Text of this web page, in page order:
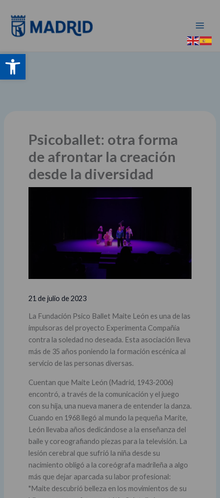
Abrir barra de herramientas
contenido
Psicoballet: otra forma
de afrontar la creación
desde la diversidad
21 de julio de 2023
La Fundación Psico Ballet Maite León es una de las
impulsoras del proyecto Experimenta Compañía
contra la soledad no deseada. Esta asociación lleva
más de 35 años poniendo la formación escénica al
servicio de las personas diversas.
Cuentan que Maite León (Madrid, 1943-2006)
encontró, a través de la comunicación y el juego
con su hija, una nueva manera de entender la danza.
Cuando en 1968 llegó al mundo la pequeña Marite,
León llevaba años dedicándose a la enseñanza del
baile y coreografiando piezas para la televisión. La
lesión cerebral que sufrió la niña desde su
nacimiento obligó a la coreógrafa madrileña a algo
más que dejar aparcada su labor profesional:
"Maite descubrió belleza en los movimientos de su